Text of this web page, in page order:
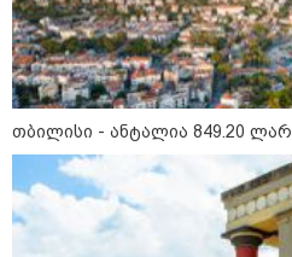
13:22 /
კატეგორიის ყველა
თბილისი - ანტალია 849.20